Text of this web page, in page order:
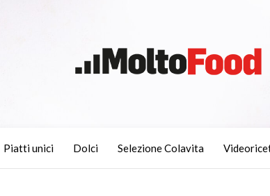
Piatti unici Dolci Selezione Colavita